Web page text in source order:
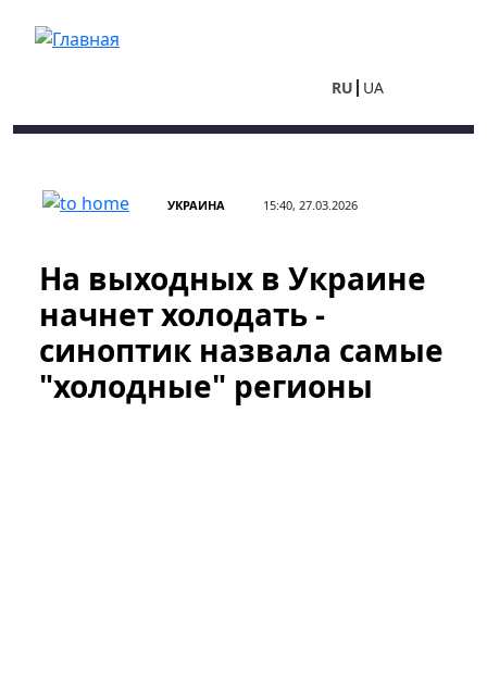
RU UA
УКРАИНА 15:40, 27.03.2026
На выходных в Украине
начнет холодать -
синоптик назвала самые
"холодные" регионы